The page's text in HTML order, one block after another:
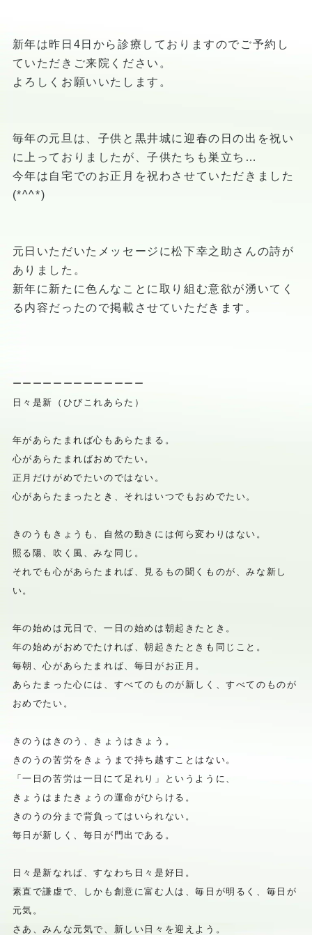
新年は昨日4日から診療しておりますのでご予約し
ていただきご来院ください。
よろしくお願いいたします。
毎年の元旦は、子供と黒井城に迎春の日の出を祝い
に上っておりましたが、子供たちも巣立ち…
今年は自宅でのお正月を祝わさせていただきました
(*^^*)
元日いただいたメッセージに松下幸之助さんの詩が
ありました。
新年に新たに色んなことに取り組む意欲が湧いてく
る内容だったので掲載させていただきます。
ーーーーーーーーーーーーー
日々是新（ひびこれあらた）
年があらたまれば心もあらたまる。
心があらたまればおめでたい。
正月だけがめでたいのではない。
心があらたまったとき、それはいつでもおめでたい。
きのうもきょうも、自然の動きには何ら変わりはない。
照る陽、吹く風、みな同じ。
それでも心があらたまれば、見るもの聞くものが、みな新し
い。
年の始めは元日で、一日の始めは朝起きたとき。
年の始めがおめでたければ、朝起きたときも同じこと。
毎朝、心があらたまれば、毎日がお正月。
あらたまった心には、すべてのものが新しく、すべてのものが
おめ でたい。
きのうはきのう、きょうはきょう。
きのうの苦労をきょうまで持ち越すことはない。
「一日の苦労は一日にて足れり」というように、
きょうはまたきょうの運命がひらける。
きのうの分まで背負ってはいられない。
毎日が新しく、毎日が門出である。
日々是新なれば、すなわち日々是好日。
素直で謙虚で、しかも創意に富む人は、毎日が明るく、毎日が
元気 。
さあ、みんな元気で、新しい日々を迎えよう。